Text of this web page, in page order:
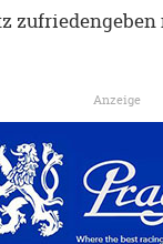
zufriedengeben
Anzeige